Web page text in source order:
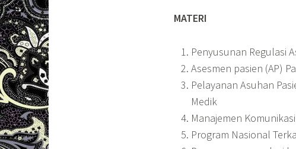
MATERI
Penyusunan Regulasi
Asesmen pasien (AP)
Pelayanan Asuhan
Medik
Manajemen
Program Nasional